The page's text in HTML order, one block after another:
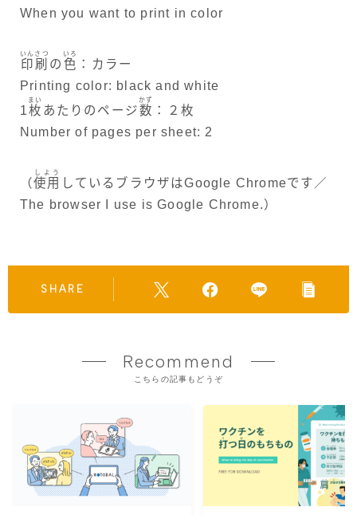
When you want to print in color
印刷
いんさつ
の 色
いろ
：カラー
Printing color: black and white
1枚
まい
あたりのページ数
かず
：２枚
Number of pages per sheet: 2
（使用
しよう
しているブラウザはGoogle Chromeです／
The browser I use is Google Chrome.）
SHARE
Recommend
こちらの記事もどうぞ